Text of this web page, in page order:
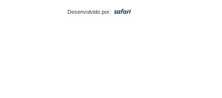
Desenvolvido por: